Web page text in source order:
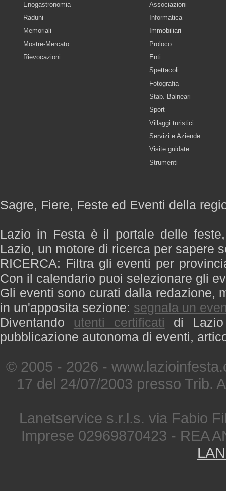
Enogastronomia
Raduni
Memoriali
Mostre-Mercato
Rievocazioni
Associazioni
Informatica
Immobiliari
Proloco
Enti
Spettacoli
Fotografia
Stab. Balneari
Sport
Villaggi turistici
Servizi e Aziende
Visite guidate
Strumenti
Sagre, Fiere, Feste ed Eventi della
Lazio in Festa è il portale delle
Lazio, un motore di ricerca per sapere
RICERCA: Filtra gli eventi per
Con il calendario puoi selezionare gli
Gli eventi sono curati dalla redazione,
in un'apposita sezione: segnala un
Diventando utenti certificati di
pubblicazione autonoma di eventi,
© 2005 - 2026 -
17 del 24/07/2003 presso Trib.
Lanetservice s.r.l.s. via Fabio
Imprese 02969870423 - REA